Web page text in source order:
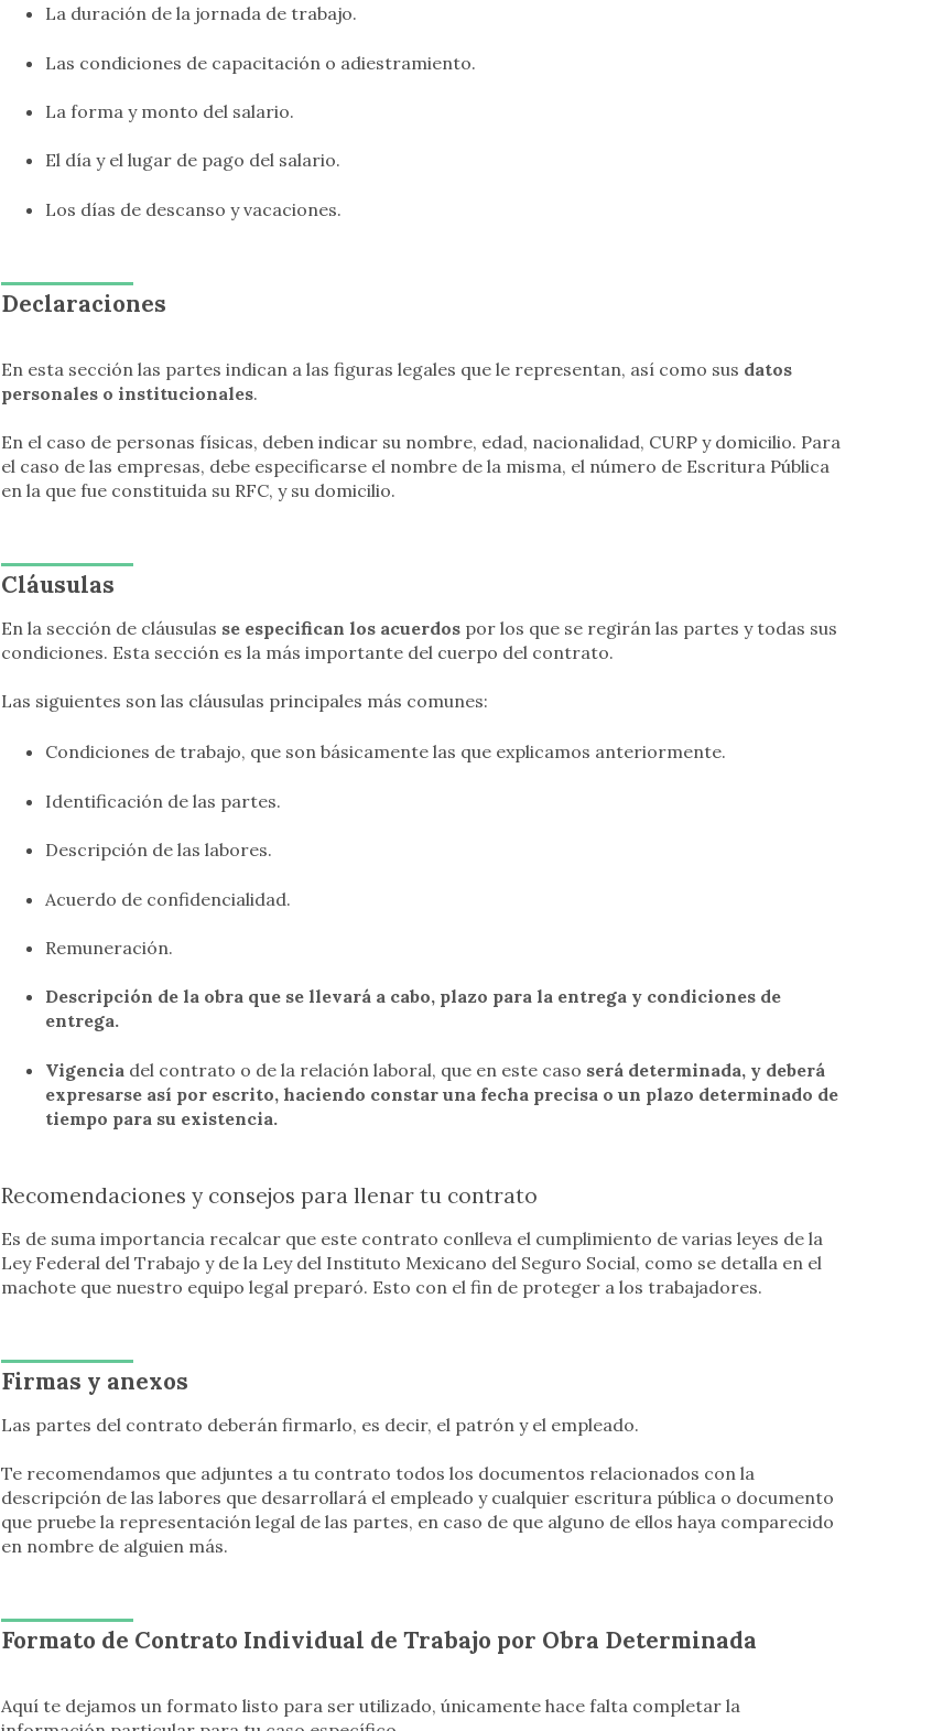
La duración de la jornada de trabajo.
Las condiciones de capacitación o adiestramiento.
La forma y monto del salario.
El día y el lugar de pago del salario.
Los días de descanso y vacaciones.
Declaraciones
En esta sección las partes indican a las figuras legales que le representan, así como sus datos
personales o institucionales.
En el caso de personas físicas, deben indicar su nombre, edad, nacionalidad, CURP y domicilio. Para
el caso de las empresas, debe especificarse el nombre de la misma, el número de Escritura Pública
en la que fue constituida su RFC, y su domicilio.
Cláusulas
En la sección de cláusulas se especifican los acuerdospor los que se regirán las partes y todas sus
condiciones. Esta sección es la más importante del cuerpo del contrato.
Las siguientes son las cláusulas principales más comunes:
Condiciones de trabajo, que son básicamente las que explicamos anteriormente.
Identificación de las partes.
Descripción de las labores.
Acuerdo de confidencialidad.
Remuneración.
Descripción de la obra que se llevará a cabo, plazo para la entrega y condiciones de
entrega.
Vigencia del contrato o de la relación laboral, que en este caso será determinada, y deberá
expresarse así por escrito, haciendo constar una fecha precisa o un plazo determinado de
tiempo para su existencia.
Recomendaciones y consejos para llenar tu contrato
Es de suma importancia recalcar que este contrato conlleva el cumplimiento de varias leyes de la
Ley Federal del Trabajo y de la Ley del Instituto Mexicano del Seguro Social, como se detalla en el
machote que nuestro equipo legal preparó. Esto con el fin de proteger a los trabajadores.
Firmas y anexos
Las partes del contrato deberán firmarlo, es decir, el patrón y el empleado.
Te recomendamos que adjuntes a tu contrato todos los documentos relacionados con la
descripción de las labores que desarrollará el empleado y cualquier escritura pública o documento
que pruebe la representación legal de las partes, en caso de que alguno de ellos haya comparecido
en nombre de alguien más.
Formato de Contrato Individual de Trabajo por Obra Determinada
Aquí te dejamos un formato listo para ser utilizado, únicamente hace falta completar la